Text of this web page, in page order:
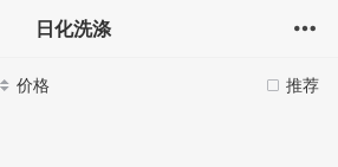
日化洗涤
推荐
价格